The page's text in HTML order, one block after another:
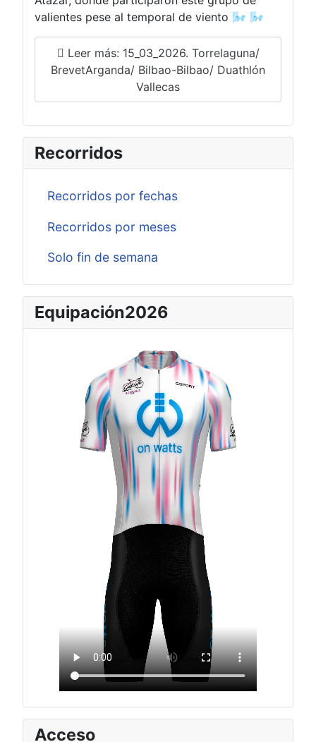
valientes pese al temporal de viento 🌬️ 🌬️
Leer más: 15_03_2026. Torrelaguna/
BrevetArganda/ Bilbao-Bilbao/ Duathlón
Vallecas
Recorridos
Recorridos por fechas
Recorridos por meses
Solo fin de semana
Equipación2026
Acceso